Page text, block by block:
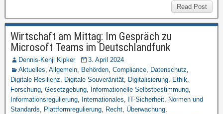
Read Post
Wirtschaft am Mittag: Im Gespräch zu
Microsoft Teams im Deutschlandfunk
Dennis-Kenji Kipker
3. April 2024
Aktuelles, Allgemein, Behörden, Compliance, Datenschutz,
Digitale Resilienz, Digitale Souveränität, Digitalisierung, Ethik,
Forschung, Gesetzgebung, Informationelle Selbstbestimmung,
Informationsregulierung, Internationales, IT-Sicherheit, Normen und
Standards, Plattformregulierung, Recht, Überwachung,